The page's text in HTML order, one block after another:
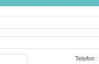
Telefon :